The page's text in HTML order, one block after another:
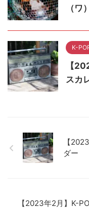
（ワ
K-
【
スカ
【
ダー
【2023年2月】K-